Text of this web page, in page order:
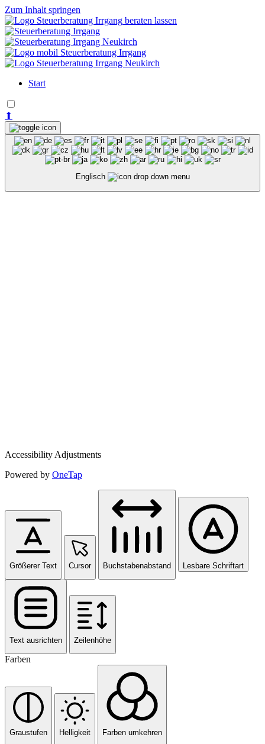
Zum Inhalt springen
beraten lassen
Start
⬆
Englisch
Accessibility Adjustments
Powered by OneTap
Größerer Text Cursor Buchstabenabstand Lesbare Schriftart
Text ausrichten Zeilenhöhe
Farben
Graustufen Helligkeit Farben umkehren